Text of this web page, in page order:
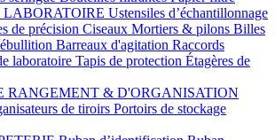
Ustensiles d’échantillonnage
de précision Ciseaux Mortiers & pilons Billes
Barreaux d'agitation Raccords
laboratoire Tapis de protection Étagères de
RANGEMENT & D'ORGANISATION
de tiroirs Portoirs de stockage